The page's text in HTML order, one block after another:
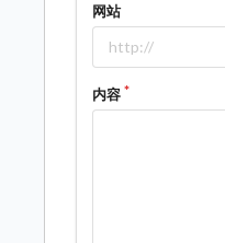
网站
内容